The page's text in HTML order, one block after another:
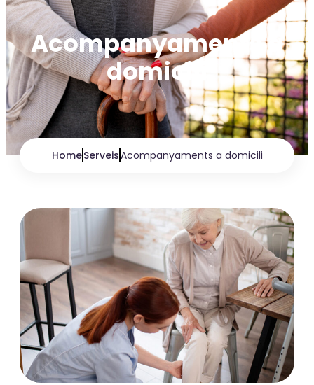
Acompanyaments a
domicili
HomeServeisAcompanyaments a domicili